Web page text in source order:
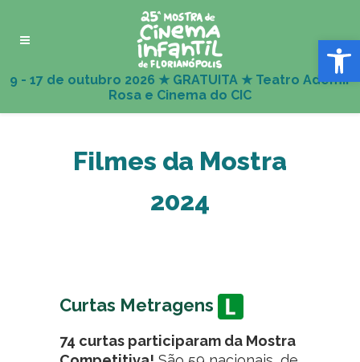
Abrir
Filmes da Mostra
2024
Curtas Metragens
74 curtas participaram da Mostra